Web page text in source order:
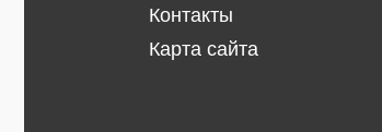
Контакты
Карта сайта